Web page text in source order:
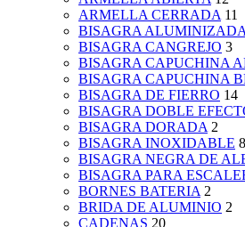
ARMELLA CERRADA 11
BISAGRA ALUMINIZADA
BISAGRA CANGREJO 3
BISAGRA CAPUCHINA
BISAGRA CAPUCHINA
BISAGRA DE FIERRO 14
BISAGRA DOBLE
BISAGRA DORADA 2
BISAGRA INOXIDABLE 8
BISAGRA NEGRA DE
BISAGRA PARA
BORNES BATERIA 2
BRIDA DE ALUMINIO 2
CADENAS 20